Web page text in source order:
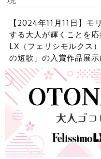
【2024年11月11日】モ
する大人が輝くことを
LX（フェリシモルクス
の短歌」の入賞作品展示